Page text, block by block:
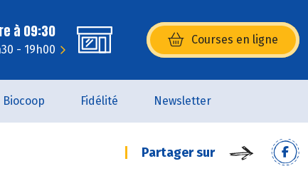
à 09:30
- 19h00
Courses en ligne
(s’ouvre dans une nouvelle
Biocoop Fidélité Newsletter
Partager sur